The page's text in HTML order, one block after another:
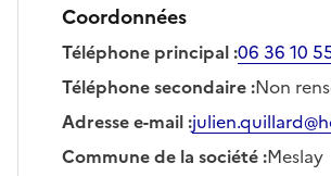
Coordonnées
Téléphone principal:06 36 10
Téléphone secondaire:Non
Adresse e-mail:
Commune de la société:Meslay